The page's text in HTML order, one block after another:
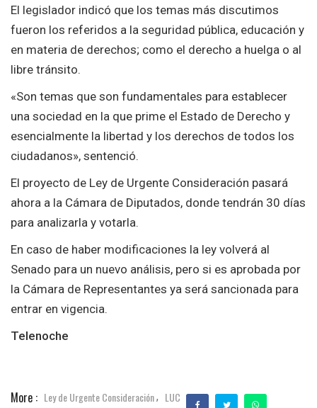
El legislador indicó que los temas más discutimos
fueron los referidos a la seguridad pública, educación y
en materia de derechos; como el derecho a huelga o al
libre tránsito.
«Son temas que son fundamentales para establecer
una sociedad en la que prime el Estado de Derecho y
esencialmente la libertad y los derechos de todos los
ciudadanos», sentenció.
El proyecto de Ley de Urgente Consideración pasará
ahora a la Cámara de Diputados, donde tendrán 30 días
para analizarla y votarla.
En caso de haber modificaciones la ley volverá al
Senado para un nuevo análisis, pero si es aprobada por
la Cámara de Representantes ya será sancionada para
entrar en vigencia.
Telenoche
More : Ley de Urgente Consideración, LUC